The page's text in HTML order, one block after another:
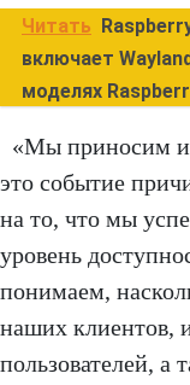
Читать
включает
моделях
«Мы приносим
это событие
на то, что мы
уровень
понимаем,
наших клиентов,
пользователей, а